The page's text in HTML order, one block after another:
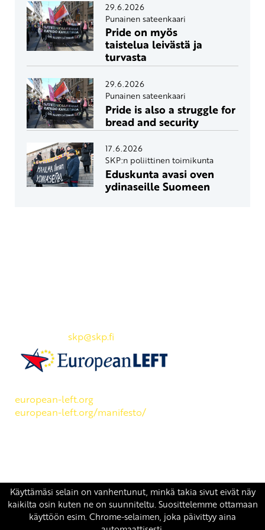
29.6.2026
Punainen sateenkaari
Pride on myös
taistelua leivästä ja
turvasta
29.6.2026
Punainen sateenkaari
Pride is also a struggle for
bread and security
17.6.2026
SKP:n poliittinen toimikunta
Eduskunta avasi oven
ydinaseille Suomeen
skp@skp.fi
european-left.org
european-left.org/manifesto/
Copyright 2026 © SKP| Tietosuojaseloste